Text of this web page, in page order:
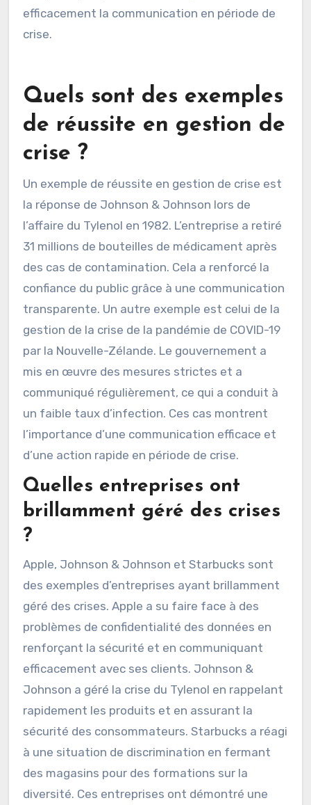
efficacement la communication en période de
crise.
Quels sont des exemples
de réussite en gestion de
crise ?
Un exemple de réussite en gestion de crise est
la réponse de Johnson & Johnson lors de
l’affaire du Tylenol en 1982. L’entreprise a retiré
31 millions de bouteilles de médicament après
des cas de contamination. Cela a renforcé la
confiance du public grâce à une communication
transparente. Un autre exemple est celui de la
gestion de la crise de la pandémie de COVID-19
par la Nouvelle-Zélande. Le gouvernement a
mis en œuvre des mesures strictes et a
communiqué régulièrement, ce qui a conduit à
un faible taux d’infection. Ces cas montrent
l’importance d’une communication efficace et
d’une action rapide en période de crise.
Quelles entreprises ont
brillamment géré des crises
?
Apple, Johnson & Johnson et Starbucks sont
des exemples d’entreprises ayant brillamment
géré des crises. Apple a su faire face à des
problèmes de confidentialité des données en
renforçant la sécurité et en communiquant
efficacement avec ses clients. Johnson &
Johnson a géré la crise du Tylenol en rappelant
rapidement les produits et en assurant la
sécurité des consommateurs. Starbucks a réagi
à une situation de discrimination en fermant
des magasins pour des formations sur la
diversité. Ces entreprises ont démontré une